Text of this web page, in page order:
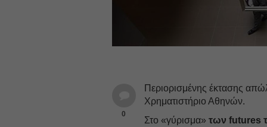
0
Περιορισμένης έκτασης
Χρηματιστήριο Αθηνών.
Στο «γύρισμα»των futures